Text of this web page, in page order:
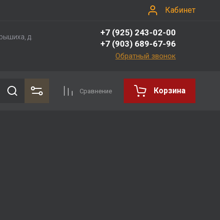
Кабинет
д.
+7 (925) 243-02-00
+7 (903) 689-67-96
Обратный звонок
Сравнение Корзина